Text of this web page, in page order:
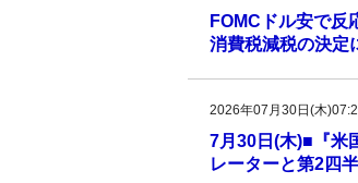
FOMCドル安で反
消費税減税の決定
2026年07月30日(木
7月30日(木)■『米
レーターと第2四